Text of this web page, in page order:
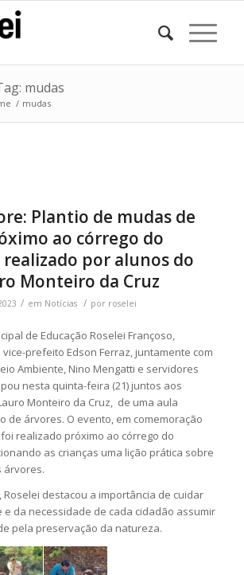
mudas
/ mudas
Plantio de mudas de
ao córrego do
por alunos do
Monteiro da Cruz
/ em Notícias / por roselei
de Educação Roselei Françoso,
prefeito Edson Ferraz, juntamente com
Ambiente, Nino Mengatti e servidores
nesta quinta-feira (21) juntos aos
Monteiro da Cruz, de uma aula
de árvores. O evento, em comemoração
realizado próximo ao córrego do
as crianças uma lição prática sobre
árvores.
Roselei destacou a importância de cuidar
e da necessidade de cada cidadão assumir
pela preservação da natureza.